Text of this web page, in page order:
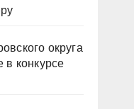
округа
в конкурсе